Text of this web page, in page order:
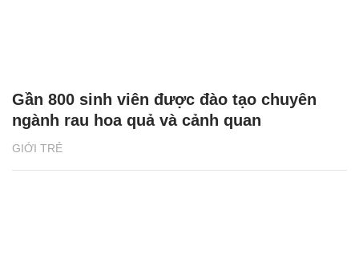
GIỚI TRẺ
Gần 800 sinh viên được đào tạo chuyên
ngành rau hoa quả và cảnh quan